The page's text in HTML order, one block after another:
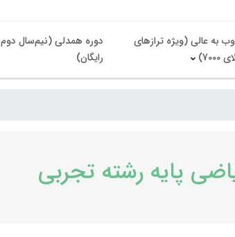
به عالی (ویژه ترازهای
7000)
دوره همدلی (نیم‌سال دوم
رایگان)
پایه رشته تجربی